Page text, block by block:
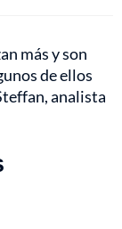
más y son
de ellos
analista